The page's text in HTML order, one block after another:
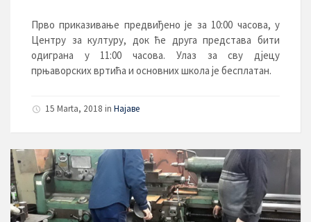
Прво приказивање предвиђено je за 10:00 часова, у
Центру за културу, док ће друга представа бити
одиграна у 11:00 часова. Улаз за сву дјецу
прњаворских вртића и основних школа је бесплатан.
15 Marta, 2018 in Најаве